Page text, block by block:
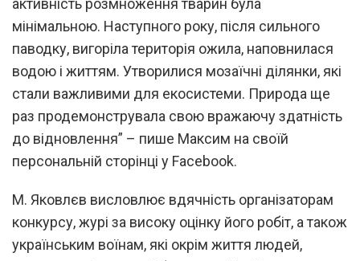
активність розмноження тварин була
мінімальною. Наступного року, після сильного
паводку, вигоріла територія ожила, наповнилася
водою і життям. Утворилися мозаїчні ділянки, які
стали важливими для екосистеми. Природа ще
раз продемонструвала свою вражаючу здатність
до відновлення” – пише Максим на своїй
персональній сторінці у Facebook.
М. Яковлєв висловлює вдячність організаторам
конкурсу, журі за високу оцінку його робіт, а також
українським воїнам, які окрім життя людей,